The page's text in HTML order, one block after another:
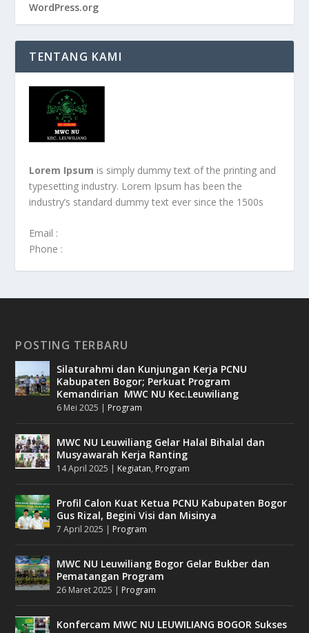
WordPress.org
TENTANG KAMI
Lorem Ipsum is simply dummy text of the printing and
typesetting industry. Lorem Ipsum has been the
industry’s standard dummy text ever since the 1500s
Email :
Phone :
POSTING TERBARU
Silaturahmi dan Kunjungan Kerja PCNU
Kabupaten Bogor; Perkuat Program
Kemandirian MWC NU Kec.Leuwiliang
6 Mei 2025 | Program
MWC NU Leuwiliang Gelar Halal Bihalal dan
Musyawarah Kerja Ranting
14 April 2025 | Kegiatan, Program
Profil Calon Kuat Ketua PCNU Kabupaten Bogor
Gus Rizal, Begini Visi dan Misinya
7 April 2025 | Program
MWC NU Leuwiliang Bogor Gelar Bukber dan
Pematangan Program
26 Maret 2025 | Program
Konfercam MWC NU LEUWILIANG BOGOR Sukses